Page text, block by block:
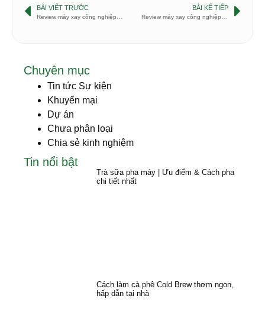
BÀI VIẾT TRƯỚC BÀI KẾ TIẾP
Chuyên mục
Tin tức Sự kiện
Khuyến mại
Dự án
Chưa phân loại
Chia sẻ kinh nghiệm
Tin nổi bật
Trà sữa pha máy | Ưu điểm & Cách pha
chi tiết nhất
Cách làm cà phê Cold Brew thơm ngon,
hấp dẫn tại nhà